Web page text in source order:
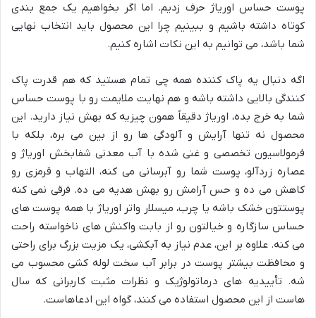
پوست حساس اوریاژ حرف زدیم. اما اگر بخواهیم یک جمع بندی
کوتاه داشته باشیم و ببینیم چرا این محصول باید انتخاب نهایی
شما باشد، می توانیم به این نکات اشاره کنیم.
اگه دنبال یه پاک کننده همه چی تمام هستید که هم قدرت پاک
کنندگی بالایی داشته باشه و هم نهایت ملایمت رو با پوست حساس
شما به خرج بده، اوریاژ دقیقاً همون چیزیه که بهش نیاز دارید. این
محصول نه تنها آرایش و آلودگی ها رو از بین می بره، بلکه با
فرمولاسیون تخصصی و غنی شده با آب معدنی شفابخش اوریاژ و
عصاره زردآلو، پوست شما رو آبرسانی می کنه، التهاب و قرمزی رو
کاهش می ده و حس آرامش رو بهش هدیه می ده. فرقی نمی کنه
پوستتون خشک باشه یا چرب، میسلار واتر اوریاژ با همه پوست های
حساس سازگاره و خیالتون رو از بابت واکنش های ناخواسته راحت
می کنه. علاوه بر این، عدم نیاز به آبکشی، یک مزیت بزرگ برای راحتی
و محافظت بیشتر پوست در برابر آب سخت لوله کشی محسوب می
شه. تأییدیه های درماتولوژیک و نظرات مثبت کاربرانی که سال
هاست از این محصول استفاده می کنند، گواه این ادعاهاست.